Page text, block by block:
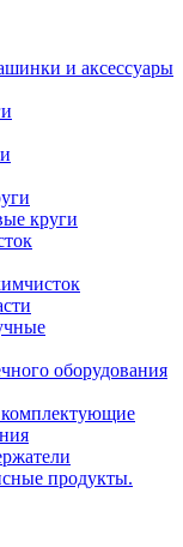
и аксессуары
круги
оборудования
продукты.